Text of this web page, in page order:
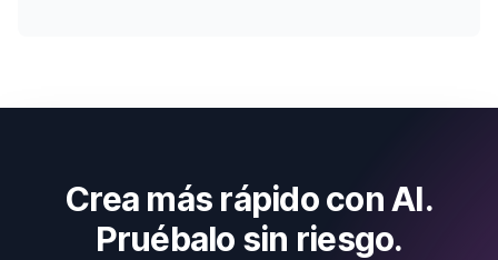
Crea más rápido con AI.
Pruébalo sin riesgo.